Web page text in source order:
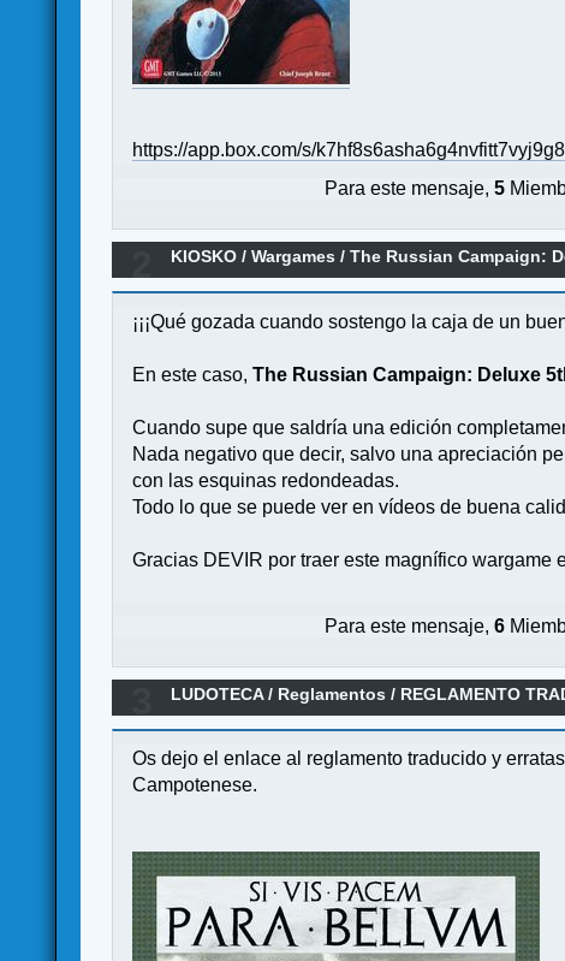
https://app.box.com/s/
Para este mensaje,5
KIOSKO /Wargames /The Russian Campaign:
¡¡¡Qué gozada cuando sostengo la caja de un
En este caso,The Russian Campaign: Deluxe
Cuando supe que saldría una edición
Nada negativo que decir, salvo una apreciación
con las esquinas redondeadas.
Todo lo que se puede ver en vídeos de buena
Gracias DEVIR por traer este magnífico wargame
Para este mensaje,6
LUDOTECA/ Reglamentos / REGLAMENTO
Os dejo el enlace al reglamento traducido y
Campotenese.